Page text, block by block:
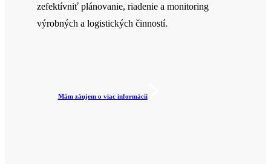
zefektívniť plánovanie, riadenie a monitoring
výrobných a logistických činností.​
Mám záujem o viac informácií